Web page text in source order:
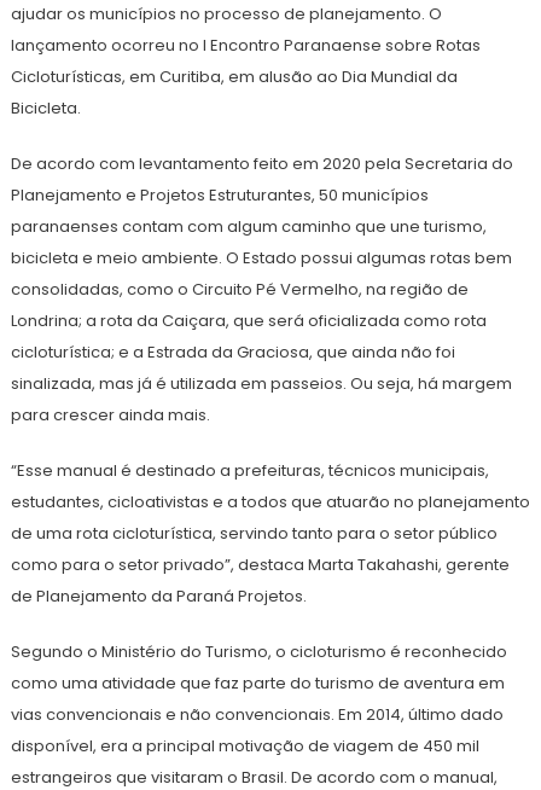
ajudar os municípios no processo de planejamento. O
lançamento ocorreu no I Encontro Paranaense sobre Rotas
Cicloturísticas, em Curitiba, em alusão ao Dia Mundial da
Bicicleta.
De acordo com levantamento feito em 2020 pela Secretaria do
Planejamento e Projetos Estruturantes, 50 municípios
paranaenses contam com algum caminho que une turismo,
bicicleta e meio ambiente. O Estado possui algumas rotas bem
consolidadas, como o Circuito Pé Vermelho, na região de
Londrina; a rota da Caiçara, que será oficializada como rota
cicloturística; e a Estrada da Graciosa, que ainda não foi
sinalizada, mas já é utilizada em passeios. Ou seja, há margem
para crescer ainda mais.
“Esse manual é destinado a prefeituras, técnicos municipais,
estudantes, cicloativistas e a todos que atuarão no planejamento
de uma rota cicloturística, servindo tanto para o setor público
como para o setor privado”, destaca Marta Takahashi, gerente
de Planejamento da Paraná Projetos.
Segundo o Ministério do Turismo, o cicloturismo é reconhecido
como uma atividade que faz parte do turismo de aventura em
vias convencionais e não convencionais. Em 2014, último dado
disponível, era a principal motivação de viagem de 450 mil
estrangeiros que visitaram o Brasil. De acordo com o manual,